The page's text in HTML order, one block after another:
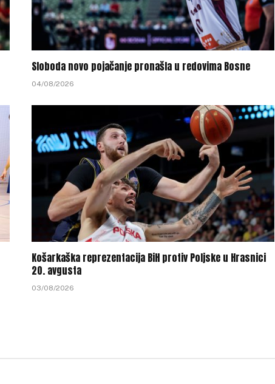
Sloboda novo pojačanje pronašla u redovima Bosne
04/08/2026
Košarkaška reprezentacija BiH protiv Poljske u Hrasnici
20. avgusta
03/08/2026